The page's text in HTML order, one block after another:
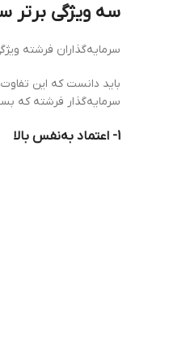
سه ویژگی برتر
سرمایه‌گذاران فرشته
سرمایه‌گذار فرشته که
1- اعتماد به‌نفس بالا